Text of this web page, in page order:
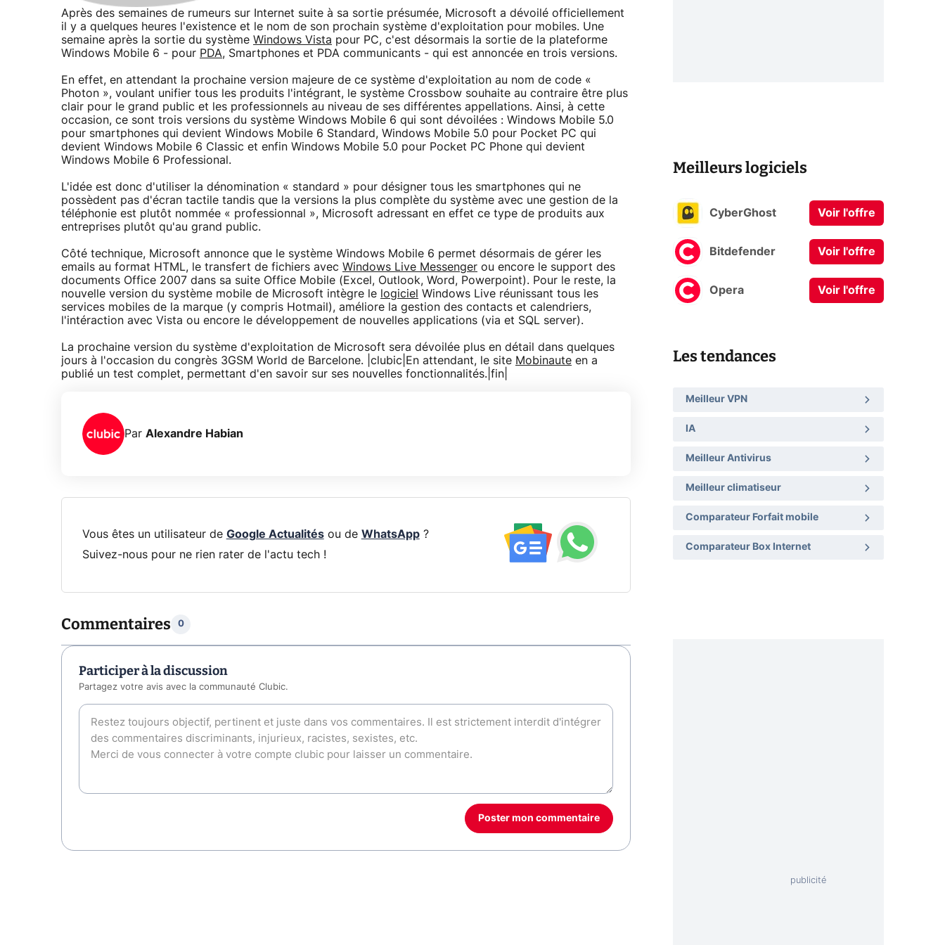
Après des semaines de rumeurs sur Internet suite à sa sortie présumée, Microsoft a dévoilé officiellement
il y a quelques heures l'existence et le nom de son prochain système d'exploitation pour mobiles. Une
semaine après la sortie du système Windows Vista pour PC, c'est désormais la sortie de la plateforme
Windows Mobile 6 - pour PDA, Smartphones et PDA communicants - qui est annoncée en trois versions.
En effet, en attendant la prochaine version majeure de ce système d'exploitation au nom de code «
Photon », voulant unifier tous les produits l'intégrant, le système Crossbow souhaite au contraire être plus
clair pour le grand public et les professionnels au niveau de ses différentes appellations. Ainsi, à cette
occasion, ce sont trois versions du système Windows Mobile 6 qui sont dévoilées : Windows Mobile 5.0
pour smartphones qui devient Windows Mobile 6 Standard, Windows Mobile 5.0 pour Pocket PC qui
devient Windows Mobile 6 Classic et enfin Windows Mobile 5.0 pour Pocket PC Phone qui devient
Windows Mobile 6 Professional.
L'idée est donc d'utiliser la dénomination « standard » pour désigner tous les smartphones qui ne
possèdent pas d'écran tactile tandis que la versions la plus complète du système avec une gestion de la
téléphonie est plutôt nommée « professionnal », Microsoft adressant en effet ce type de produits aux
entreprises plutôt qu'au grand public.
Côté technique, Microsoft annonce que le système Windows Mobile 6 permet désormais de gérer les
emails au format HTML, le transfert de fichiers avec Windows Live Messenger ou encore le support des
documents Office 2007 dans sa suite Office Mobile (Excel, Outlook, Word, Powerpoint). Pour le reste, la
nouvelle version du système mobile de Microsoft intègre le logiciel Windows Live réunissant tous les
services mobiles de la marque (y compris Hotmail), améliore la gestion des contacts et calendriers,
l'intéraction avec Vista ou encore le développement de nouvelles applications (via et SQL server).
La prochaine version du système d'exploitation de Microsoft sera dévoilée plus en détail dans quelques
jours à l'occasion du congrès 3GSM World de Barcelone. |clubic|En attendant, le site Mobinaute en a
publié un test complet, permettant d'en savoir sur ses nouvelles fonctionnalités.|fin|
Par Alexandre Habian
Vous êtes un utilisateur de Google Actualitésou de WhatsApp?
Suivez-nous pour ne rien rater de l'actu tech !
Commentaires 0
Participer à la discussion
Partagez votre avis avec la communauté Clubic.
Poster mon commentaire
Meilleurs logiciels
CyberGhost Voir l'offre
Bitdefender Voir l'offre
Opera Voir l'offre
Les tendances
Meilleur VPN
IA
Meilleur Antivirus
Meilleur climatiseur
Comparateur Forfait mobile
Comparateur Box Internet